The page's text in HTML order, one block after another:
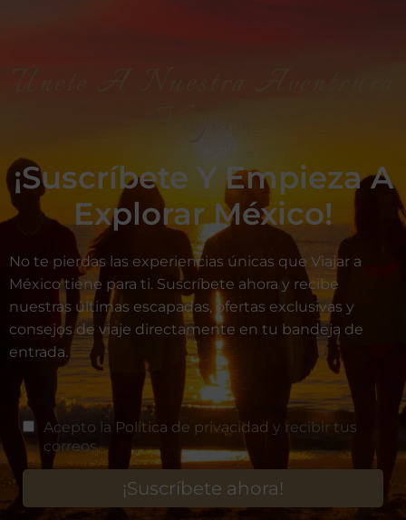
Viajera
¡Suscríbete Y Empieza A
Explorar México!
No te pierdas las experiencias únicas que Viajar a
México tiene para ti. Suscríbete ahora y recibe
nuestras últimas escapadas, ofertas exclusivas y
consejos de viaje directamente en tu bandeja de
entrada.